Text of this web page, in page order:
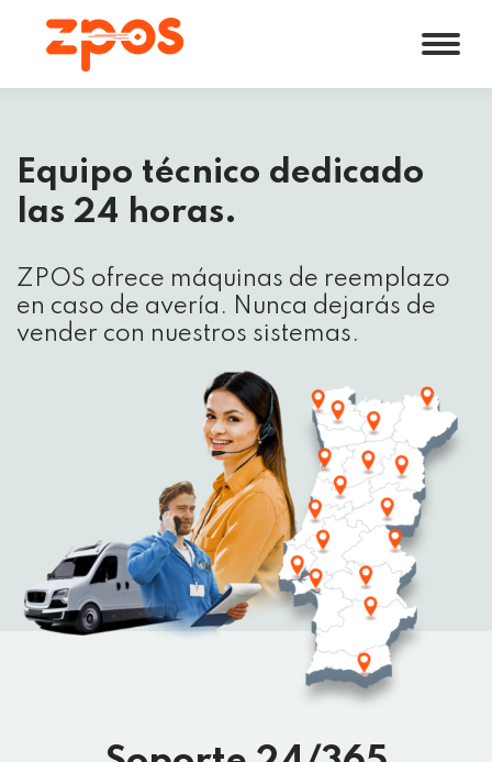
Equipo técnico dedicado
las 24 horas.
ZPOS ofrece máquinas de reemplazo
en caso de avería. Nunca dejarás de
vender con nuestros sistemas.